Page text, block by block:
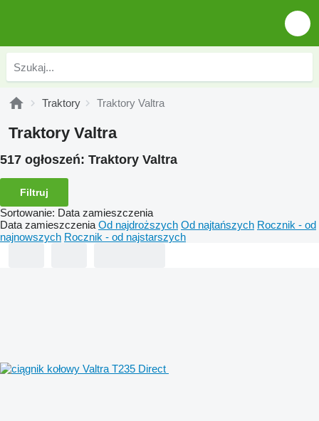
Traktory Traktory Valtra
Traktory Valtra
517 ogłoszeń: Traktory Valtra
Filtruj
Sortowanie: Data zamieszczenia
Data zamieszczenia Od najdroższych Od najtańszych Rocznik - od
najnowszych Rocznik - od najstarszych